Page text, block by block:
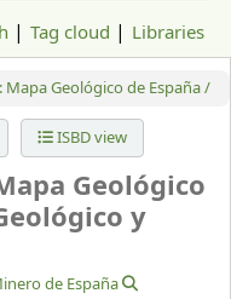
Tag cloud Libraries
Mapa Geológico de España /
ISBD view
Geológico
y
de España